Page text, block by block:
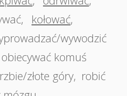
, kołować,
wywodzić
obiecywać komuś
złote góry, robić